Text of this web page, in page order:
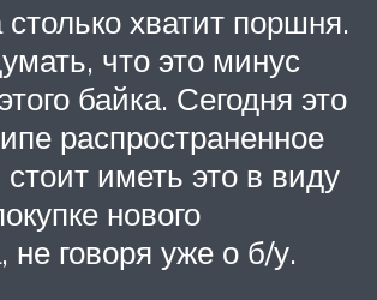
хватит поршня.
что это минус
байка. Сегодня это
распространенное
иметь это в виду
нового
не говоря уже о б/у.